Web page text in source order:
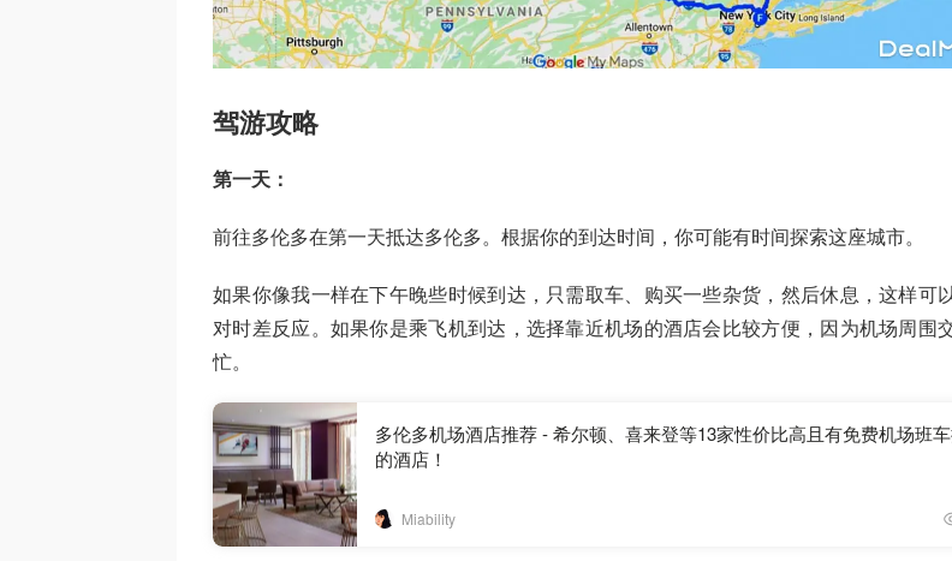
驾游攻略
第一天：
前往多伦多在第一天抵达多伦多。根据你的到达时间，你可能有时间探索这座城市。
如果你像我一样在下午晚些时候到达，只需取车、购买一些杂货，然后休息，这样可
对时差反应。如果你是乘飞机到达，选择靠近机场的酒店会比较方便，因为机场周围
忙。
多伦多机场酒店推荐 - 希尔顿、喜来登等13家性价比高且有免费机场班
的酒店！
Miability